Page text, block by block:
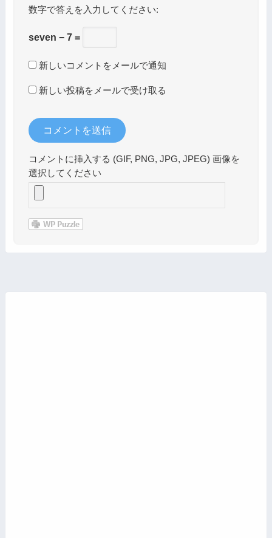
数字で答えを入力してください:
seven − 7 =
新しいコメントをメールで通知
新しい投稿をメールで受け取る
コメントに挿入する (GIF, PNG, JPG, JPEG) 画像を
選択してください